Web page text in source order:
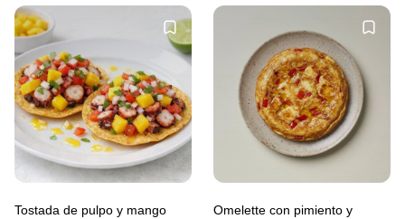
Tostada de pulpo y mango
Omelette con pimiento y